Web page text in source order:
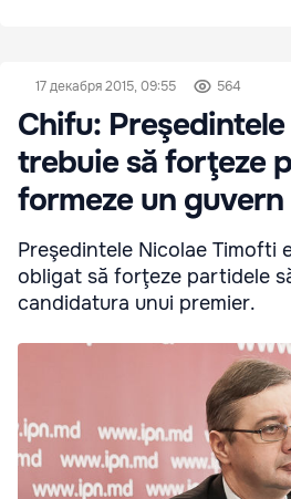
17 декабря 2015, 09:55 564
Chifu:
trebuie să forţeze
formeze un guvern
Preşedintele Nicolae Timofti
obligat să forţeze partidele
candidatura unui premier.